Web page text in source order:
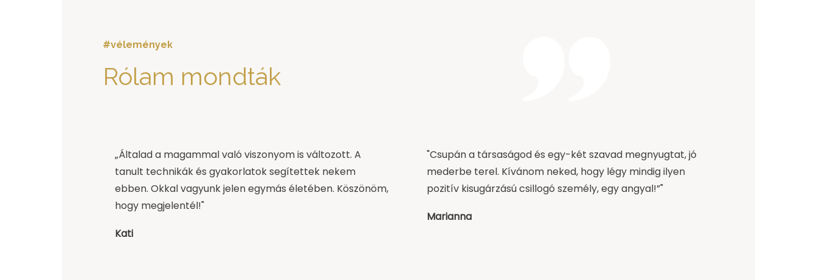
#vélemények
Rólam mondták
„Általad a magammal való viszonyom is változott. A
tanult technikák és gyakorlatok segítettek nekem
ebben. Okkal vagyunk jelen egymás életében. Köszönöm,
hogy megjelentél!"
Kati
"Csupán a társaságod és egy-két szavad megnyugtat, jó
mederbe terel. Kívánom neked, hogy légy mindig ilyen
pozitív kisugárzású csillogó személy, egy angyal!”"
Marianna